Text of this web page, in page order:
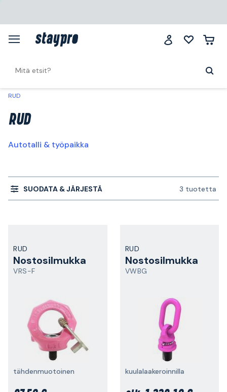
RUD
RUD
Autotalli & työpaikka
SUODATA & JÄRJESTÄ 3 tuotetta
RUD
Nostosilmukka
VRS-F
tähdenmuotoinen
RUD
Nostosilmukka
VWBG
kuulalaakeroinnilla